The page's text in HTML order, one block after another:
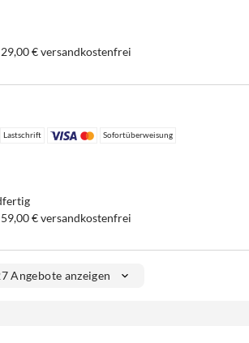
€ versandkostenfrei
Lastschrift Sofortüberweisung
€ versandkostenfrei
Angebote anzeigen